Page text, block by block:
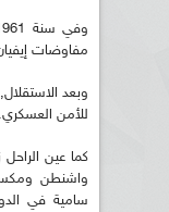
مفاوضات
وبعد
للأمن العسكري.
كما عين
واشنطن